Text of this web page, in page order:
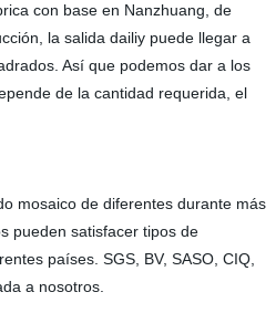
con base en Nanzhuang, de
la salida dailiy puede llegar a
Así que podemos dar a los
de la cantidad requerida, el
mosaico de diferentes durante más
pueden satisfacer tipos de
países. SGS, BV, SASO, CIQ,
a nosotros.